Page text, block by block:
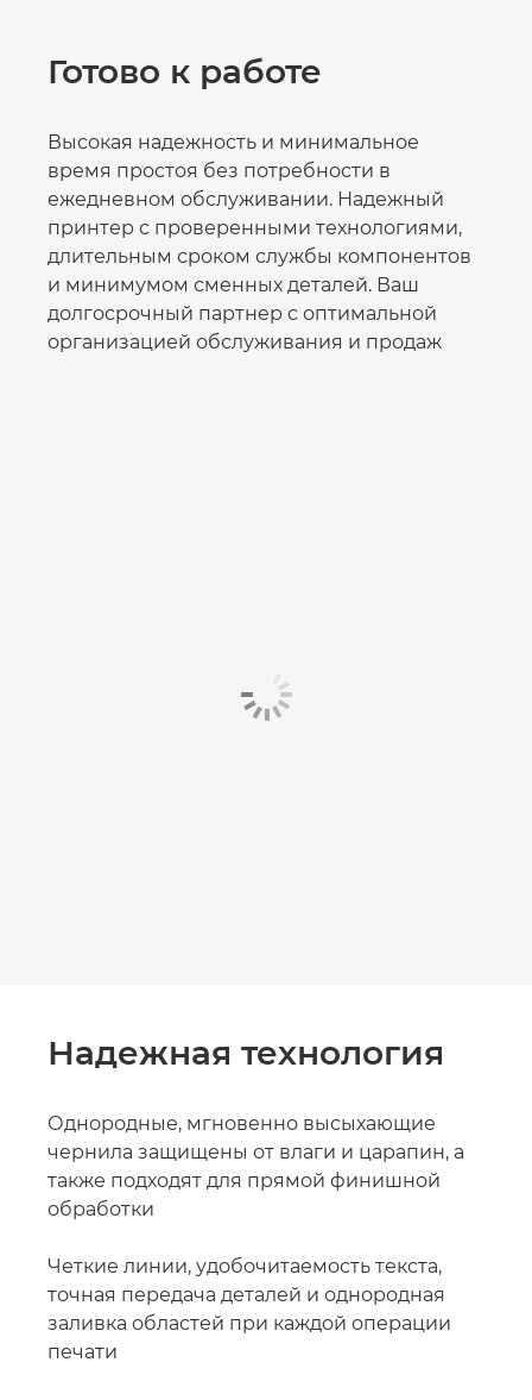
Готово к работе
Высокая надежность и минимальное
время простоя без потребности в
ежедневном обслуживании. Надежный
принтер с проверенными технологиями,
длительным сроком службы компонентов
и минимумом сменных деталей. Ваш
долгосрочный партнер с оптимальной
организацией обслуживания и продаж
Надежная технология
Однородные, мгновенно высыхающие
чернила защищены от влаги и царапин, а
также подходят для прямой финишной
обработки
Четкие линии, удобочитаемость текста,
точная передача деталей и однородная
заливка областей при каждой операции
печати